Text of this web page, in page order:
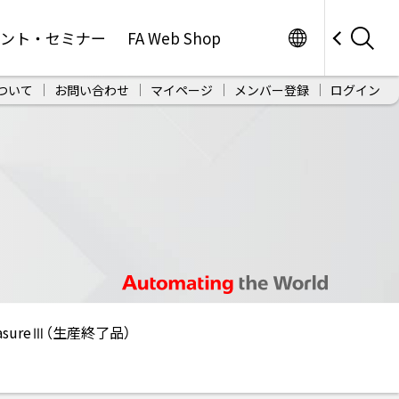
ト・セミナー FA Web Shop
いて お問い合わせ マイページ メンバー登録 ログイン
（生産終了品）